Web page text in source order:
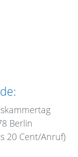
Berlin
20 Cent/Anruf)